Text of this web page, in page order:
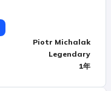
i wspólnie się
Piotr Michalak
Legendary
1年